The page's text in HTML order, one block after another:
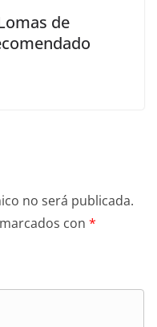
de
no será publicada.
con *